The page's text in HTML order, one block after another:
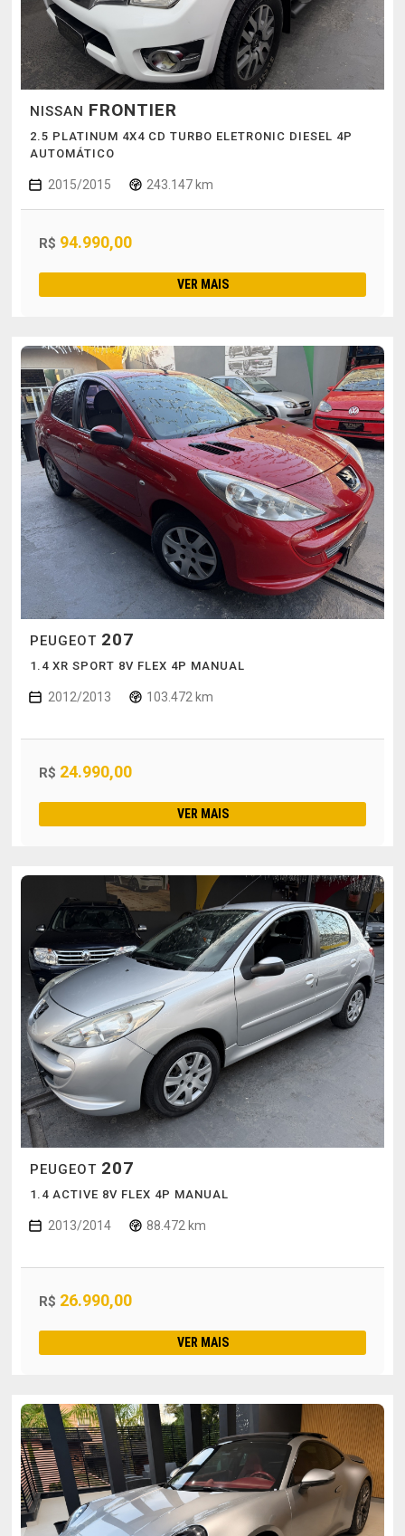
NISSAN FRONTIER
2.5 PLATINUM 4X4 CD TURBO ELETRONIC DIESEL 4P
AUTOMÁTICO
2015/2015 243.147 km
R$ 94.990,00
VER MAIS
PEUGEOT 207
1.4 XR SPORT 8V FLEX 4P MANUAL
2012/2013 103.472 km
R$ 24.990,00
VER MAIS
PEUGEOT 207
1.4 ACTIVE 8V FLEX 4P MANUAL
2013/2014 88.472 km
R$ 26.990,00
VER MAIS